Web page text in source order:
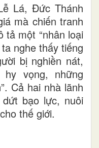
Lá, Đức Thánh
mà chiến tranh
tả một “nhân loại
nghe thấy tiếng
bị nghiền nát,
vọng, những
Cả hai nhà lãnh
bạo lực, nuôi
thế giới.